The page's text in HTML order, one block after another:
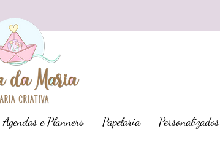
Agendas e Planners Papelaria Personalizados